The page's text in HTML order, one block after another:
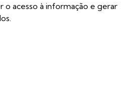
o acesso à informação e gerar